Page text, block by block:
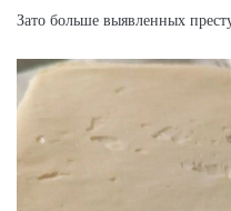
Зато больше выявленных